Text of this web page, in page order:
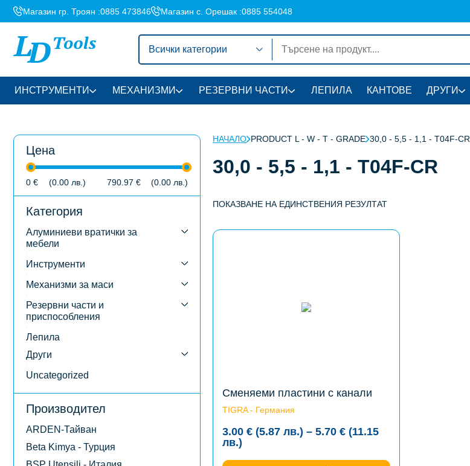
Магазин гр. Троян :0885 473846 Магазин с. Орешак :0885 554048
Всички категории
ИНСТРУМЕНТИ МЕХАНИЗМИ РЕЗЕРВНИ ЧАСТИ ЛЕПИЛА КАНТОВЕ ДРУГИ
НАЧАЛО PRODUCT L - W - T - GRADE 30,0 - 5,5 - 1,1 - T04F-CR
30,0 - 5,5 - 1,1 - T04F-CR
ПОКАЗВАНЕ НА ЕДИНСТВЕНИЯ РЕЗУЛТАТ
Сменяеми пластини с канали
TIGRA - Германия
3.00 € (5.87 лв.) – 5.70 € (11.15
лв.)
3.00 €
Цена
0 € (0.00 лв. ) 790.97 € (0.00 лв. )
Категория
Алуминиеви вратички за
мебели
Инструменти
Механизми за маси
Резервни части и
приспособления
Лепила
Други
Uncategorized
Производител
ARDEN-Тайван
Beta Kimya - Турция